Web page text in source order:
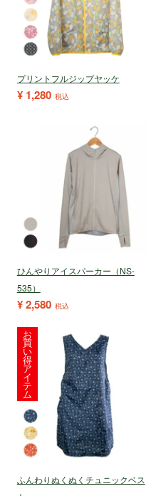
プリントフルジップヤッケ
¥ 1,280 税込
ひんやりアイスパーカー（NS-
535）
¥2,580 税込
お
買
い
得
ア
イ
テ
ム
ふんわりぬくぬくチュニックベス